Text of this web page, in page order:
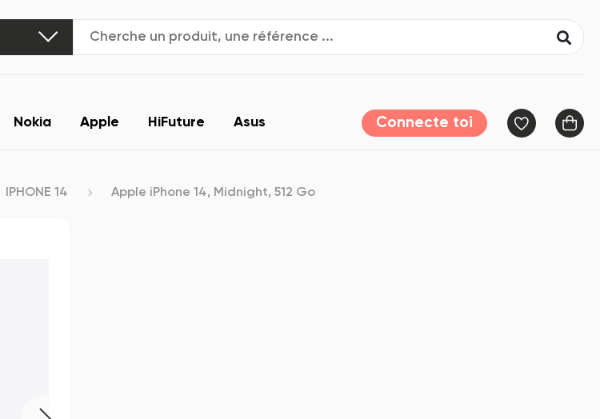
Nokia Apple HiFuture Asus Connecte toi
IPHONE 14 Apple iPhone 14, Midnight, 512 Go